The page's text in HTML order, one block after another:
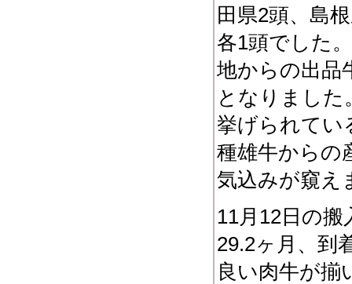
田県2頭、島
各1頭でした
地からの出品
となりました
挙げられてい
種雄牛からの
気込みが窺え
11月12日の
29.2ヶ月、到
良い肉牛が揃